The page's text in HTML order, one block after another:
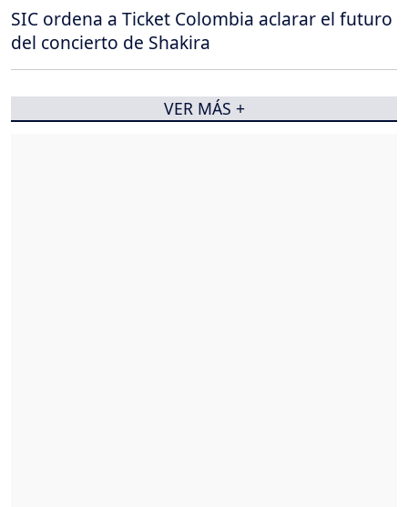
SIC ordena a Ticket Colombia aclarar el futuro
del concierto de Shakira
VER MÁS +